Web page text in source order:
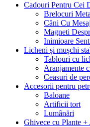
Cadouri Pentru Cei
Brelocuri
Căni Cu
Magneti
Inimioare
Licheni și mușchi
Tablouri cu
Aranjamente
Ceasuri de
Accesorii pentru
Baloane
Artificii tort
Lumânări
Ghivece cu Plante +